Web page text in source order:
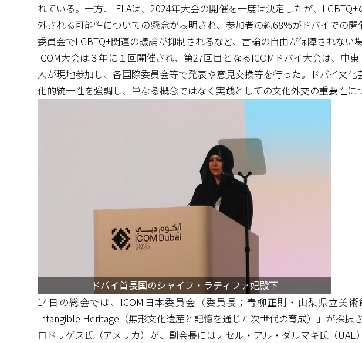
れている。一方、IFLAは、2024年大会の開催を一度は決定したが、
外される可能性についての懸念が表明され、参加者の約68%がドバイでの
委員会でLGBTQ+関連の議論が抑制されるなど、言論の自由が保障されない
ICOM大会は３年に１回開催され、第27回目となるICOMドバイ大会は、中
人が現地参加し、各国際委員会等で発表や意見交換等を行った。ドバイ文
化的統一性を強調し、単なる概念ではなく実践としての文化外交の重要性に
ドバイ首長国のシャイフ・ラティファ妃殿下
14日の総会では、ICOM日本委員会（委員長；青柳正則・山梨県立美
Intangible Heritage（無形文化遺産と記憶を通じた次世代の育成）」が採択
ロドリゲス氏（アメリカ）が、副会長にはナセル・アル・ダルマキ氏（